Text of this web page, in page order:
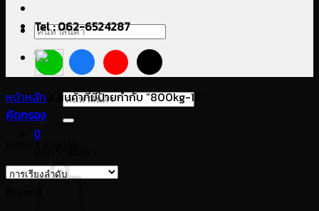
ค้นหา:
ค้นหา:
0
Tel : 062-6524287
หน้าหลัก
สินค้าที่มีป้ายกำกับ “800kg-1P”
คัดกรอง
แสดง 1 รายการ